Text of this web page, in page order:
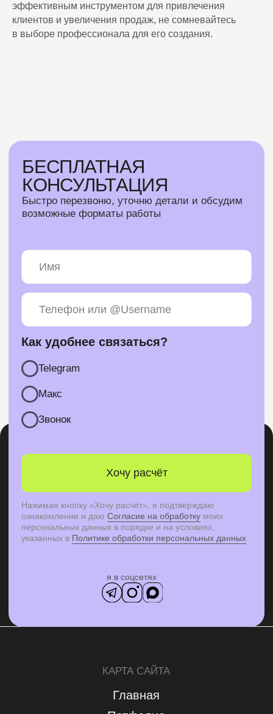
эффективным инструментом для привлечения
клиентов и увеличения продаж, не сомневайтесь
в выборе профессионала для его создания.